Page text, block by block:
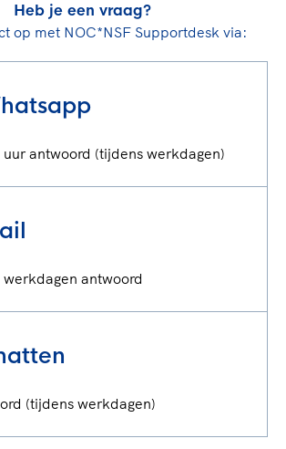
Heb je een vraag?
op met NOC*NSF Supportdesk via:
antwoord (tijdens werkdagen)
antwoord
(tijdens werkdagen)